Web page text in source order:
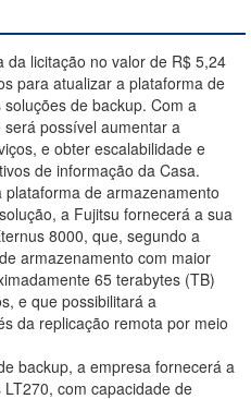
da licitação no valor de R$ 5,24
para atualizar a plataforma de
de backup. Com a
possível aumentar a
e obter escalabilidade e
de informação da Casa.
de armazenamento
a Fujitsu fornecerá a sua
8000, que, segundo a
armazenamento com maior
65 terabytes (TB)
e que possibilitará a
da replicação remota por meio
backup, a empresa fornecerá a
com capacidade de